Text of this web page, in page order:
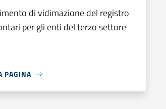
di vidimazione del registro
per gli enti del terzo settore
PAGINA